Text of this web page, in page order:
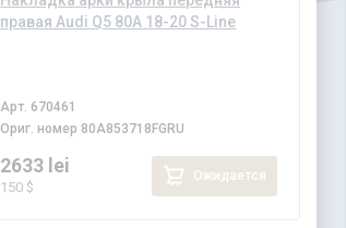
правая Audi Q5 80A 18-20 S-Line
Арт. 670461
Ориг. номер 80A853718FGRU
2633 lei
150 $
Ожидается